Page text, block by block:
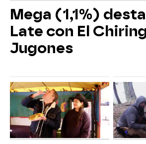
Mega (1,1%)
Late con El
Jugones